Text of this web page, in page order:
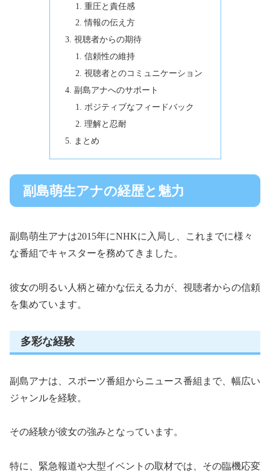
重圧と責任感
情報の伝え方
視聴者からの期待
信頼性の維持
視聴者とのコミュニケーション
副島アナへのサポート
ポジティブなフィードバック
理解と忍耐
まとめ
副島萌生アナの経歴と魅力
副島萌生アナは2015年にNHKに入局し、これまでに様々
な番組でキャスターを務めてきました。
彼女の明るい人柄と確かな伝える力が、視聴者からの信頼
を集めています。
多彩な経験
副島アナは、スポーツ番組からニュース番組まで、幅広い
ジャンルを経験。
その経験が彼女の強みとなっています。
特に、緊急報道や大型イベントの取材では、その臨機応変